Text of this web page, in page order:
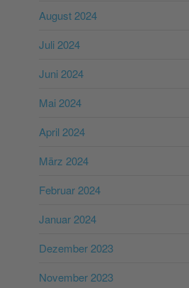
August 2024
Juli 2024
Juni 2024
Mai 2024
April 2024
März 2024
Februar 2024
Januar 2024
Dezember 2023
November 2023